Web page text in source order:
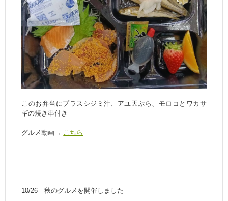
このお弁当にプラスシジミ汁、アユ天ぷら、モロコとワカサ
ギの焼き串付き
グルメ動画→ こちら
10/26 秋のグルメを開催しました